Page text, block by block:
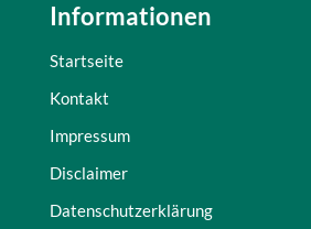
Informationen
Startseite
Kontakt
Impressum
Disclaimer
Datenschutzerklärung